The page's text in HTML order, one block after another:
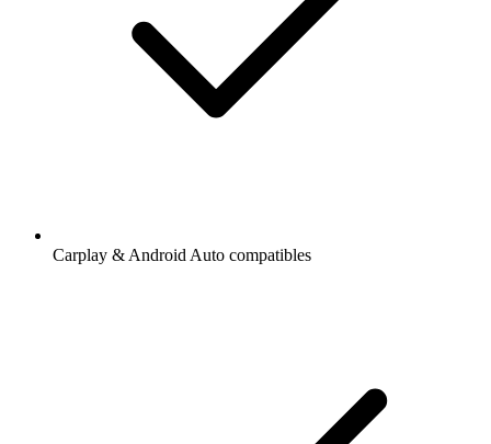
Carplay & Android Auto compatibles